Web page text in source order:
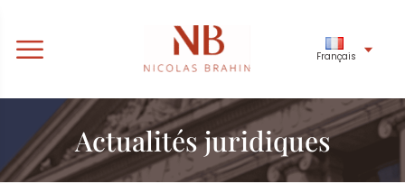
Français
Actualités juridiques